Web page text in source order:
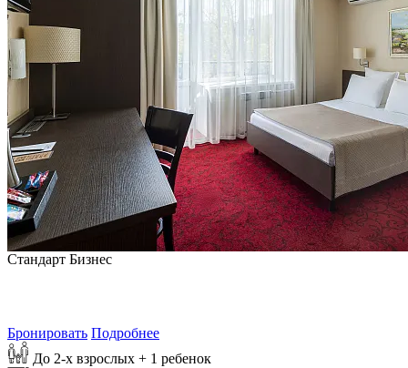
Стандарт Бизнес
Бронировать Подробнее
До 2-х взрослых + 1 ребенок